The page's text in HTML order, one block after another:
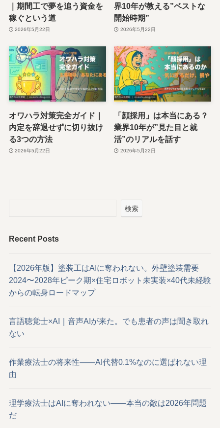
｜期間工で夢を追う資金を
稼ぐという道
2026年5月22日
界10年が教える”ベストな
開始時期”
2026年5月22日
オワハラ対策完全ガイド｜
内定を辞退せずに切り抜け
る3つの方法
2026年5月22日
「顔採用」は本当にある？
業界10年が”見た目と就
活”のリアルを話す
2026年5月22日
検索
Recent Posts
【2026年版】塗装工はAIに奪われない。外壁塗装需要
2024〜2028年ピーク期×住宅ロボット未実装×40代未経験
からの転身ロードマップ
言語聴覚士×AI｜音声AIが来た。でも患者の声は聞き取れ
ない
作業療法士の将来性——AI代替0.1%なのに選ばれない理
由
理学療法士はAIに奪われない——本当の敵は2026年問題
だ